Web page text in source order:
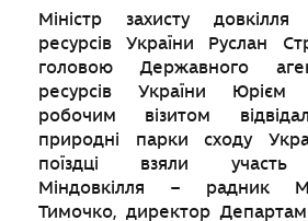
Міністр захисту
ресурсів України Руслан
головою Державного
ресурсів України
робочим візитом
природні парки сходу
поїздці взяли участь
Міндовкілля – радник
Тимочко, директор